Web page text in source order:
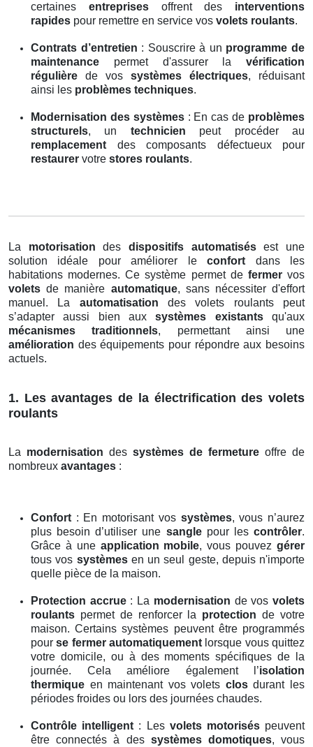
certaines entreprisesoffrent des interventions
rapides pour remettre en service vos volets roulants.
Contrats d’entretien : Souscrire à un programme de
maintenance permet d'assurer la vérification
régulière de vos systèmes électriques, réduisant
ainsi les problèmes techniques.
Modernisation des systèmes: En cas de problèmes
structurels, un technicien peut procéder au
remplacement des composants défectueux pour
restaurer votre stores roulants.
La motorisation desdispositifs automatisésest une
solution idéale pour améliorer leconfort dans les
habitations modernes. Ce système permet de fermervos
volets de manière automatique, sans nécessiter d'effort
manuel. La automatisation des volets roulants peut
s’adapter aussi bien auxsystèmes existantsqu'aux
mécanismes traditionnels, permettant ainsi une
amélioration des équipements pour répondre aux besoins
actuels.
1. Les avantages de la électrification des volets
roulants
La modernisation des systèmes de fermeture offre de
nombreux avantages :
Confort : En motorisant vos systèmes, vous n’aurez
plus besoin d’utiliser une sanglepour lescontrôler.
Grâce à une application mobile, vous pouvezgérer
tous vos systèmesen un seul geste, depuis n'importe
quelle pièce de la maison.
Protection accrue: La modernisation de vosvolets
roulants permet de renforcer la protection de votre
maison. Certains systèmes peuvent être programmés
pourse fermer automatiquement lorsque vous quittez
votre domicile, ou à des moments spécifiques de la
journée. Cela améliore également l’isolation
thermique en maintenant vos volets closdurant les
périodes froides ou lors des journées chaudes.
Contrôle intelligent : Les volets motoriséspeuvent
être connectés à des systèmes domotiques, vous